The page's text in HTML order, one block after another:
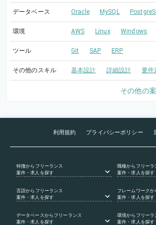
データベース Oracle MySQL
環境 AWS Linux Windows
ツール Git SAP ERP
その他のスキル 基本設計 詳細設計 要件
その他の
利用規約 プライバシーポリシー
特徴からフリーランス
案件・求人を探す
職種からフリーラ
案件・求人を探す
言語からフリーランス
案件・求人を探す
フレームワークか
案件・求人を探す
データベース からフリーランス
案件・求人を探す
環境からフリーラ
案件・求人を探す